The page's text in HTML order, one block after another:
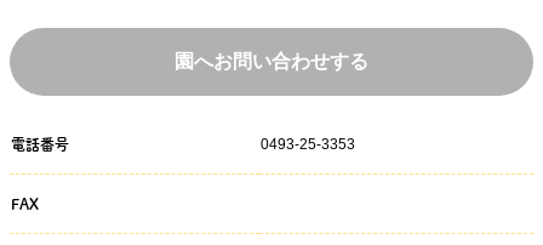
園へお問い合わせする
電話番号 0493-25-3353
FAX